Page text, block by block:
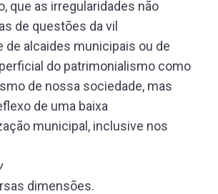
que as irregularidades não
de questões da vil
de alcaides municipais ou de
do patrimonialismo como
de nossa sociedade, mas
de uma baixa
municipal, inclusive nos
dimensões.